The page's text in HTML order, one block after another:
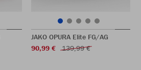
JAKO OPURA Elite FG/AG
90,99 €
139,99 €